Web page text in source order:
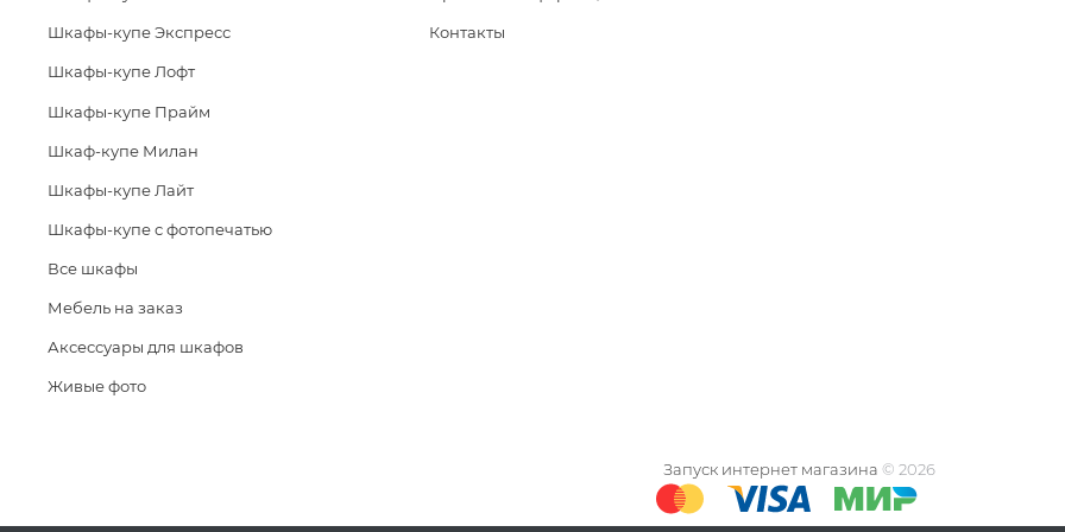
Шкафы-купе Экспресс
Шкафы-купе Лофт
Шкафы-купе Прайм
Шкаф-купе Милан
Шкафы-купе Лайт
Шкафы-купе с фотопечатью
Все шкафы
Мебель на заказ
Аксессуары для шкафов
Живые фото
Контакты
Запуск интернет магазина © 2026